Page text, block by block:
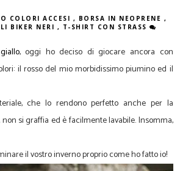
COLORI ACCESI , BORSA IN NEOPRENE ,
BIKER NERI , T-SHIRT CON STRASS
, oggi ho deciso di giocare ancora con
il rosso del mio morbidissimo piumino ed il
che lo rendono perfetto anche per la
si graffia ed è facilmente lavabile. Insomma,
il vostro inverno proprio come ho fatto io!